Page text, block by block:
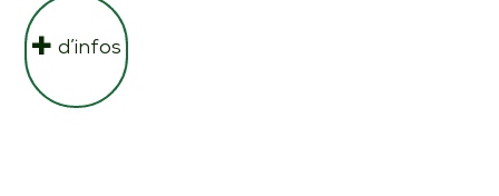
d’infos